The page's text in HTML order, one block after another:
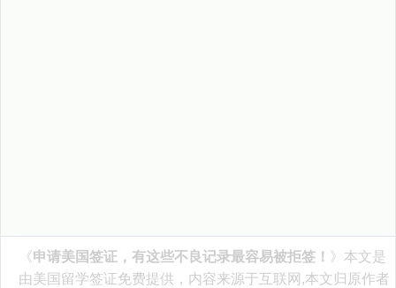
《申请美国签证，有这些不良记录最容易被拒签！ 》本文是
由美国留学签证免费提供，内容来源于互联网,本文归原作者